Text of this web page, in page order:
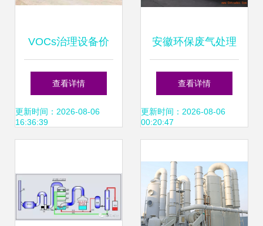
VOCs治理设备价
格分析与产品推荐
指南
查看详情
更新时间：2026-08-06
16:36:39
安徽环保废气处理
净化公司 专业废气
处理设备的领跑者
查看详情
更新时间：2026-08-06
00:20:47